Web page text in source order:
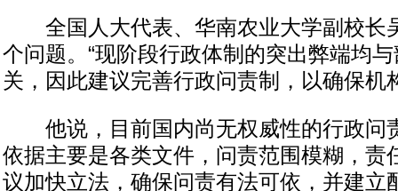
全国人大代表、华南农业大学副校长
个问题。“现阶段行政体制的突出弊端均
关，因此建议完善行政问责制，以确保机
他说，目前国内尚无权威性的行政问
依据主要是各类文件，问责范围模糊，责
议加快立法，确保问责有法可依，并建立